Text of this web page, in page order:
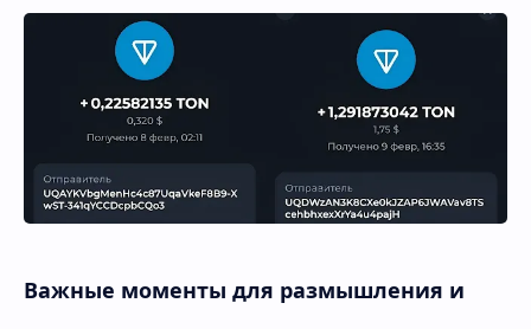
Важные моменты для размышления и